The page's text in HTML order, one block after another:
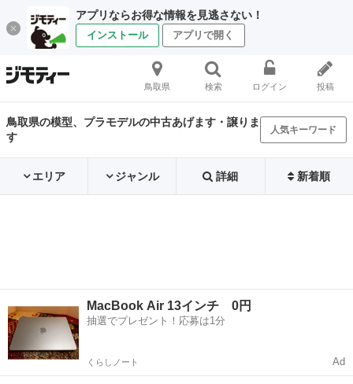
アプリならお得な情報を見逃さない！
インストール アプリで開く
鳥取県 検索 ログイン 投稿
鳥取県の模型、プラモデルの中古あげます・譲りま
す
人気キーワード
エリア ジャンル 詳細 新着順
MacBook Air 13インチ 0円
抽選でプレゼント！応募は1分
くらしノート Ad